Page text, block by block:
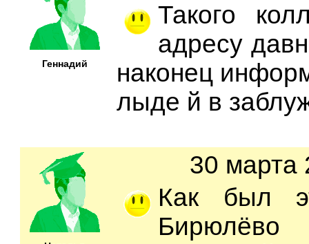
Геннадий
Такого
адресу
наконец
лыде й в
30 марта
Как был